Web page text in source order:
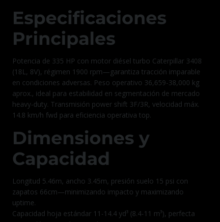
Especificaciones
Principales
Potencia de 335 HP con motor diésel turbo Caterpillar 3408
(18L, 8V), régimen 1900 rpm—garantiza tracción imparable
en condiciones adversas. Peso operativo 36,659-38,000 kg
aprox., ideal para estabilidad en segmentación de mercado
heavy-duty. Transmisión power shift 3F/3R, velocidad máx.
14.8 km/h fwd para eficiencia operativa top.
Dimensiones y
Capacidad
Longitud 5.46m, ancho 3.45m, presión suelo 15 psi con
zapatos 66cm—minimizando impacto y maximizando
uptime.
Capacidad hoja estándar 11-14.4 yd³ (8.4-11 m³), perfecta